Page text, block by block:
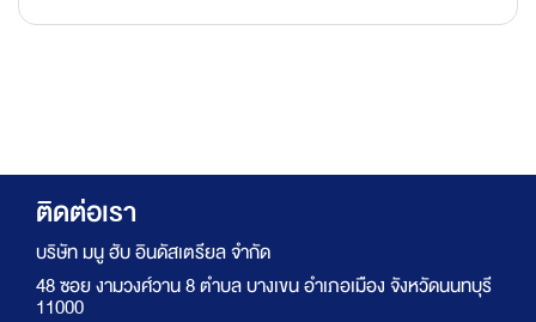
ติดต่อเรา
บริษัท มนู ฮับ อินดัสเตรียล จำกัด
48 ซอย งามวงศ์วาน 8 ตำบล บางเขน อำเภอเมือง จังหวัดนนทบุรี
11000